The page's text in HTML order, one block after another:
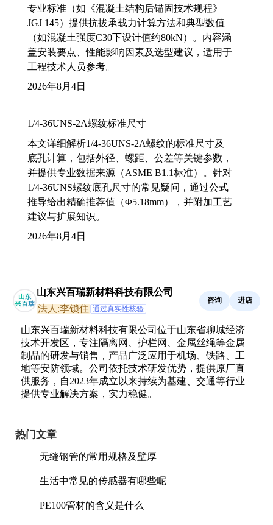
专业标准（如《混凝土结构后锚固技术规程》
JGJ 145）提供抗拔承载力计算方法和典型数值
（如混凝土强度C30下设计值约80kN）。内容涵
盖安装要点、性能影响因素及选型建议，适用于
工程技术人员参考。
2026年8月4日
1/4-36UNS-2A螺纹标准尺寸
本文详细解析1/4-36UNS-2A螺纹的标准尺寸及
底孔计算，包括外径、螺距、公差等关键参数，
并提供专业数据来源（ASME B1.1标准）。针对
1/4-36UNS螺纹底孔尺寸的常见疑问，通过公式
推导给出精确推荐值（Φ5.18mm），并附加工艺
建议与扩展知识。
2026年8月4日
山东兴百瑞新材料科技有限公司
法人:李锁住 通过真实性核验
咨询 进店
山东兴百瑞新材料科技有限公司位于山东省聊城经济
技术开发区，专注隔离网、护栏网、金属丝绳等金属
制品的研发与销售，产品广泛应用于机场、铁路、工
地等安防领域。公司依托技术研发优势，提供原厂直
供服务，自2023年成立以来持续为基建、交通等行业
提供专业解决方案，实力稳健。
热门文章
无缝钢管的常用规格及壁厚
生活中常见的传感器有哪些呢
PE100管材的含义是什么